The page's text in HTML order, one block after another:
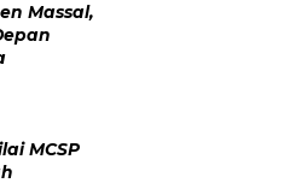
Massal,
MCSP